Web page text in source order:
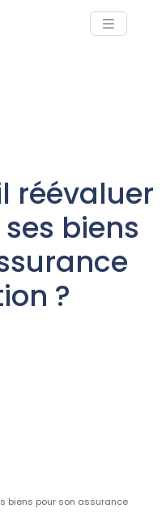
réévaluer
biens
?
biens pour son assurance